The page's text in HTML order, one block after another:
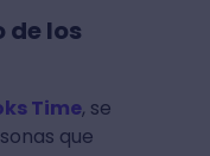
de los
Time, se
que